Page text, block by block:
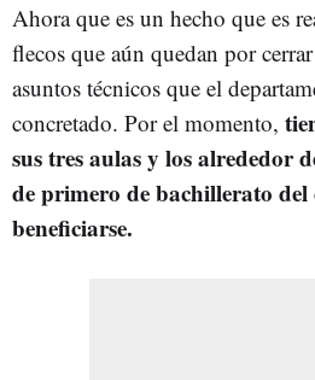
Ahora que es un hecho que es
flecos que aún quedan por
asuntos técnicos que el
concretado. Por el momento,
sus tres aulas y los alrededor
de primero de bachillerato
beneficiarse.